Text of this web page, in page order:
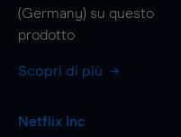
(Germany) su questo
prodotto
Scopri di più
Netflix Inc